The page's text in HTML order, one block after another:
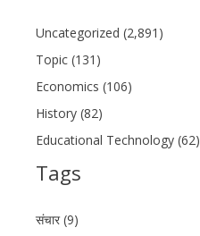
Uncategorized (2,891)
Topic (131)
Economics (106)
History (82)
Educational Technology (62)
Tags
संचार (9)